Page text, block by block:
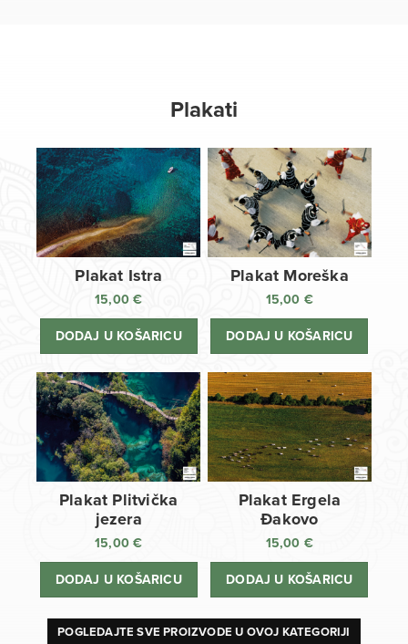
Plakati
Plakat Istra
15,00€
DODAJ U KOŠARICU
Plakat Moreška
15,00 €
DODAJ U KOŠARICU
Plakat Plitvička
jezera
15,00€
DODAJ U KOŠARICU
Plakat Ergela
Đakovo
15,00 €
DODAJ U KOŠARICU
POGLEDAJTE SVE PROIZVODE U OVOJ KATEGORIJI